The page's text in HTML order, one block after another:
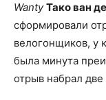
Wanty Тако ван
сформировали
велогонщиков, у
была минута
отрыв набрал